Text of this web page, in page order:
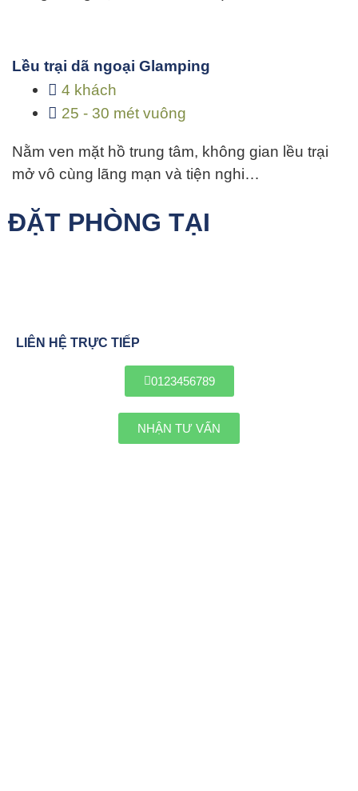
Lều trại dã ngoại Glamping
4 khách
25 - 30 mét vuông
Nằm ven mặt hồ trung tâm, không gian lều trại
mở vô cùng lãng mạn và tiện nghi…
ĐẶT PHÒNG TẠI
LIÊN HỆ TRỰC TIẾP
0123456789
NHẬN TƯ VẤN